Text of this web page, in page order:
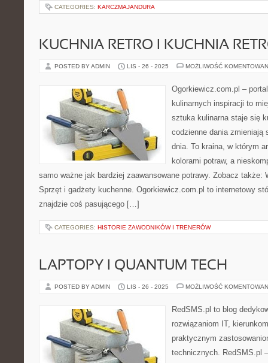
CATEGORIES: KARCZMAJANDURA
KUCHNIA RETRO I KUCHNIA
POSTED BY ADMIN LIS - 26 - 2025 MOŻLIWOŚĆ
Ogorkiewicz.com.pl –
kulinarnych inspiracji to
sztuka kulinarna staje się
codzienne dania zmieniają
dnia. To kraina, w którym
kolorami potraw, a
samo ważne jak bardziej zaawansowane potrawy. Zobacz także:
Sprzęt i gadżety kuchenne. Ogorkiewicz.com.pl to internetowy
znajdzie coś pasującego […]
CATEGORIES: HISTORIE ZAWODNIKÓW I TRENERÓW
LAPTOPY I QUANTUM TECH
POSTED BY ADMIN LIS - 26 - 2025 MOŻLIWOŚĆ
RedSMS.pl to blog
rozwiązaniom IT,
praktycznym
technicznych. RedSMS.pl